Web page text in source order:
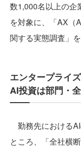
数1,000名以上の企
を対象に、「AX（
関する実態調査」を
エンタープライ
AI投資は部門・
勤務先における
ところ、「全社横